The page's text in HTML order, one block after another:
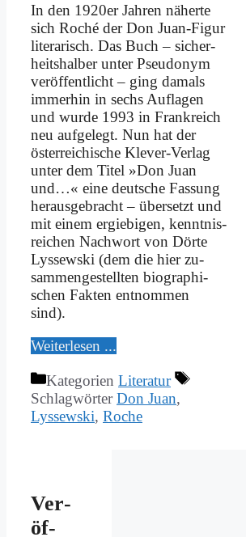
In den 1920er Jah­ren nä­her­te
sich Ro­ché der Don Ju­an-Fi­gur
li­te­ra­risch. Das Buch – si­cher­
heits­hal­ber un­ter Pseud­onym
ver­öf­fent­licht – ging da­mals
im­mer­hin in sechs Auf­la­gen
und wur­de 1993 in Frank­reich
neu auf­ge­legt. Nun hat der
öster­rei­chi­sche Kle­ver-Ver­lag
un­ter dem Ti­tel »Don Ju­an
und…« ei­ne deut­sche Fas­sung
her­aus­ge­bracht – über­setzt und
mit ei­nem er­gie­bi­gen, kennt­nis­
rei­chen Nach­wort von Dör­te
Lys­sew­ski (dem die hier zu­
sam­men­ge­stell­ten bio­gra­phi­
schen Fak­ten ent­nom­men
sind).
Wei­ter­le­sen ...
Kategorien Literatur
SchlagwörterDon Juan,
Lyssewski, Roche
Ver­
öf­